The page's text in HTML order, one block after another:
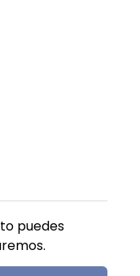
puedes